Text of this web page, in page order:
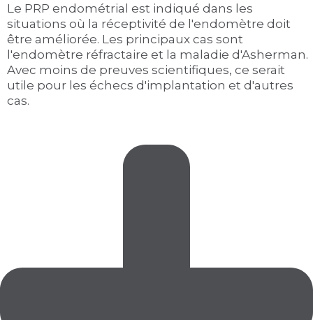
Le PRP endométrial est indiqué dans les
situations où la réceptivité de l'endomètre doit
être améliorée. Les principaux cas sont
l'endomètre réfractaire et la maladie d'Asherman.
Avec moins de preuves scientifiques, ce serait
utile pour les échecs d'implantation et d'autres
cas.